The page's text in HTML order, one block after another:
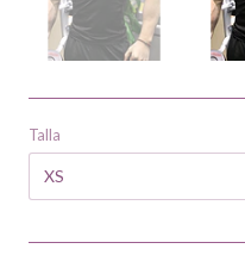
Talla